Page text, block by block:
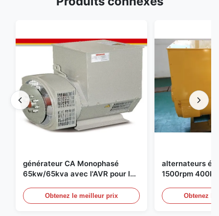
générateur CA Monophasé
65kw/65kva avec l'AVR pour le
Obtenez le meilleur prix
alternateurs
1500rpm
Obtenez